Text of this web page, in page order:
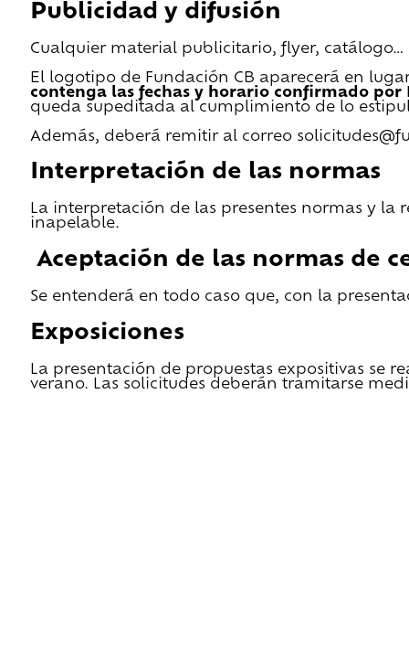
Publicidad y difusión
Cualquier material publicitario, flyer, catálogo…
El logotipo de Fundación CB aparecerá en
contenga las fechas y horario confirmado por
queda supeditada al cumplimiento de lo
Además, deberá remitir al correo
Interpretación de las normas
La interpretación de las presentes normas y la
inapelable.
Aceptación de las normas de
Se entenderá en todo caso que, con la
Exposiciones
La presentación de propuestas expositivas se
verano. Las solicitudes deberán tramitarse